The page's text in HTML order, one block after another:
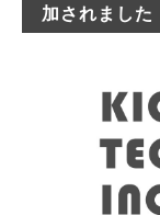
加されました